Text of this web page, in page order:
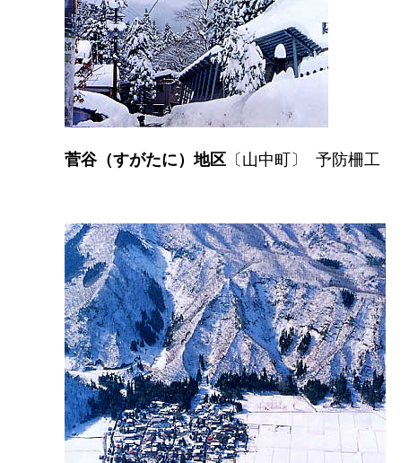
菅谷（すがたに）地区 〔山中町〕 予防柵工